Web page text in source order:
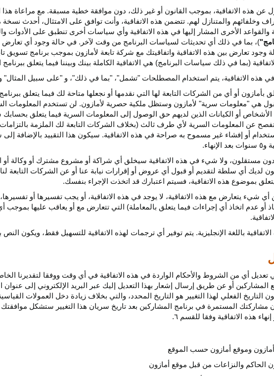
عن هذه الاتفاقية، بموجب القانون أو غير ذلك، دون موافقة خطية مسبقة. مع مراعاة هذا
وخلفائهم والمتنازل لهم. تتضمن هذه الاتفاقية، وأنت توافق على الامتثال، أحدث
والقواعد الأخرى المشار إليها في هذه الاتفاقية وأي سياسات أخرى تنطبق على الأدوات
)، بما في ذلك أي تحديثات لسياسات البرنامج من وقت لآخر. في حالة وجود أي تعارض
وجود تعارض بين هذه الاتفاقية واتفاقيتك مع شركة تابعة لأمازون بموجب برنامج تسويق
(بما في ذلك سياسات البرنامج) هي الاتفاقية الكاملة بينك وبيننا فيما يتعلق
هذه الاتفاقية، يتم استخدام المصطلحات "تشمل"، "بما في ذلك"، و "على سبيل المثال"
بأمازون أو أي من الشركات التابعة لها التي نقدمها أو نجعلها متاحة لك فيما يتعلق
هي "معلومات سرية" لأمازون وستظل ملكية حصرية لأمازون. لن تستخدم المعلومات
أو الكيانات الذين لديهم حق الوصول إلى المعلومات السرية فيما يتعلق بحسابك
عن المعلومات السرية لأي طرف ثالث (بخلاف الشركات التابعة لك الملزمة بالتزامات
أو إفشاء غير مسموح به صراحة في هذه الاتفاقية. سيكون هذا التقييد بالإضافة
مستقلون، ولا شيء في هذه الاتفاقية سيخلق أي شراكة أو مشروع مشترك أو وكالة أو
يكون لديك أي سلطة لتقديم أو قبول أي عروض أو إقرارات نيابة عنا أو عن الشركات
يتعلق بموضوع هذه
الاتفاقية، فسيتم اعتبارك قد اتخذت الإجراء بنفسك.
أي شيء يتعارض مع هذه
الاتفاقية، لا يوجد في هذه الاتفاقية، أو يجب تفسيرها أو تفسيرها،
أو عدم اتخاذ أي إجراءات فيما يتعلق بالمعاملة) التي تتعارض مع أو يعاقب عليها بموجب
الاتفاقية باللغة الإنجليزية. يتم توفير أي ترجمات لهذه الاتفاقية للتسهيل فقط، ويكون النص
أي من الشروط والأحكام الواردة في هذه الاتفاقية في أي وقت ووفقا لتقديرنا
أو عن طريق إرسال إشعار بهذا التعديل إليك عبر البريد الإلكتروني إلى عنوان
الفعلي لهذا التغيير هو التاريخ
المحدد، والتي بخلاف زيادة دخل العمولات
مشاركتك المستمرة في برنامج المشاركين بعد تاريخ سريان هذا التغيير ستشكل موافقتك
هذه الاتفاقية وفقا للقسم ٦.
وموقع أمازون حسب الموقع
الحاكم والنزاعات من قبل موقع أمازون